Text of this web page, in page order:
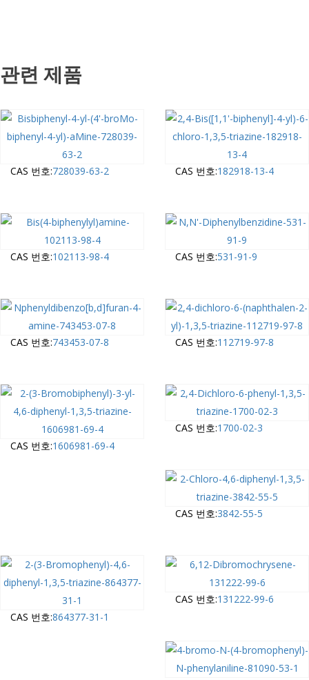
관련 제품
CAS 번호:728039-63-2 CAS 번호:182918-13-4
CAS 번호:102113-98-4 CAS 번호:531-91-9
CAS 번호:743453-07-8 CAS 번호:112719-97-8
CAS 번호:1606981-69-4
CAS 번호:1700-02-3
CAS 번호:3842-55-5
CAS 번호:864377-31-1
CAS 번호:131222-99-6